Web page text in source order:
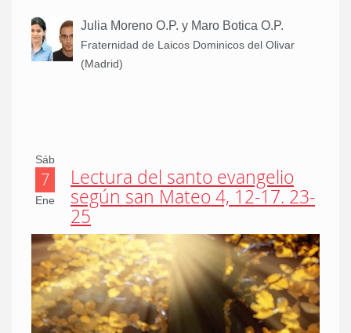
Julia Moreno O.P. y Maro Botica O.P.
Fraternidad de Laicos Dominicos del Olivar
(Madrid)
Sáb
7
Ene
Lectura del santo evangelio
según san Mateo 4, 12-17. 23-
25